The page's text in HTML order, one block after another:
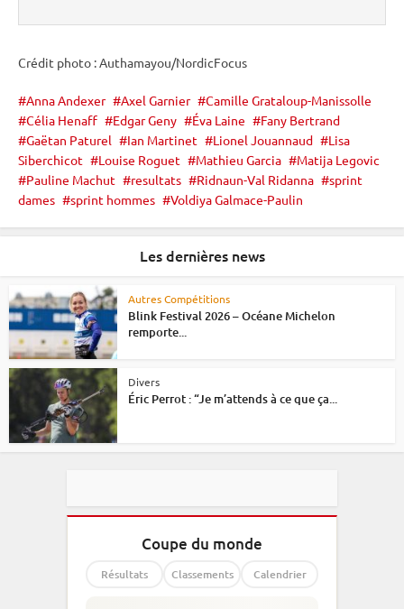
Crédit photo : Authamayou/NordicFocus
Anna Andexer Axel Garnier
Camille Grataloup-Manissolle
Célia Henaff
Edgar Geny Éva Laine
Fany Bertrand
Gaëtan Paturel
Ian Martinet Lionel Jouannaud
Lisa
Siberchicot
Louise Roguet Mathieu Garcia
Matija Legovic
Pauline Machut
resultats Ridnaun-Val Ridanna
sprint
dames
sprint hommes Voldiya Galmace-Paulin
Les dernières news
Autres Compétitions
Blink Festival 2026 – Océane Michelon
remporte...
Divers
Éric Perrot : “Je m’attends à ce que ça...
Coupe du monde
Résultats Classements Calendrier